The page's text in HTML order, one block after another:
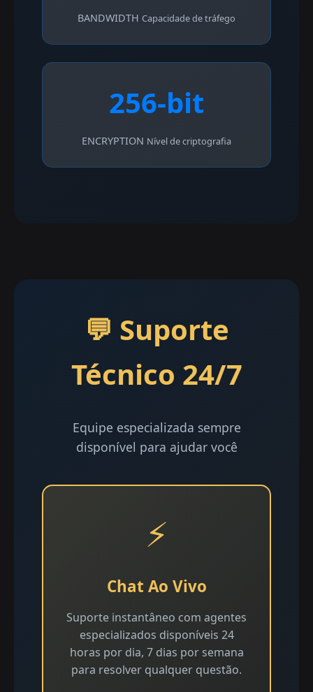
BANDWIDTH Capacidade de tráfego
256-bit
ENCRYPTION Nível de criptografia
💬 Suporte
Técnico 24/7
Equipe especializada sempre
disponível para ajudar você
⚡
Chat Ao Vivo
Suporte instantâneo com agentes
especializados disponíveis 24
horas por dia, 7 dias por semana
para resolver qualquer questão.